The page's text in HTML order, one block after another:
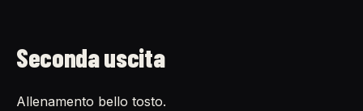
Seconda uscita
Allenamento bello tosto.